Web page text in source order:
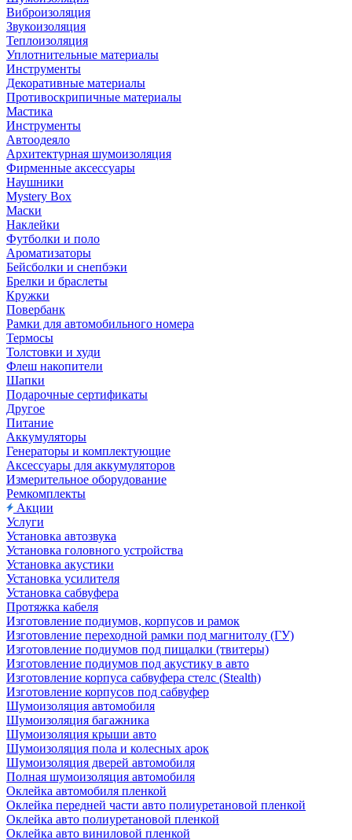
Виброизоляция
Звукоизоляция
Теплоизоляция
Уплотнительные материалы
Инструменты
Декоративные материалы
Противоскрипичные материалы
Мастика
Инструменты
Автоодеяло
Архитектурная шумоизоляция
Фирменные аксессуары
Наушники
Mystery Box
Маски
Наклейки
Футболки и поло
Ароматизаторы
Бейсболки и снепбэки
Брелки и браслеты
Кружки
Повербанк
Рамки для автомобильного номера
Термосы
Толстовки и худи
Флеш накопители
Шапки
Подарочные сертификаты
Другое
Питание
Аккумуляторы
Генераторы и комплектующие
Аксессуары для аккумуляторов
Измерительное оборудование
Ремкомплекты
Акции
Услуги
Установка автозвука
Установка головного устройства
Установка акустики
Установка усилителя
Установка сабвуфера
Протяжка кабеля
Изготовление подиумов, корпусов и рамок
Изготовление переходной рамки под магнитолу (ГУ)
Изготовление подиумов под пищалки (твитеры)
Изготовление подиумов под акустику в авто
Изготовление корпуса сабвуфера стелс (Stealth)
Изготовление корпусов под сабвуфер
Шумоизоляция автомобиля
Шумоизоляция багажника
Шумоизоляция крыши авто
Шумоизоляция пола и колесных арок
Шумоизоляция дверей автомобиля
Полная шумоизоляция автомобиля
Оклейка автомобиля пленкой
Оклейка передней части авто полиуретановой пленкой
Оклейка авто полиуретановой пленкой
Оклейка авто виниловой пленкой